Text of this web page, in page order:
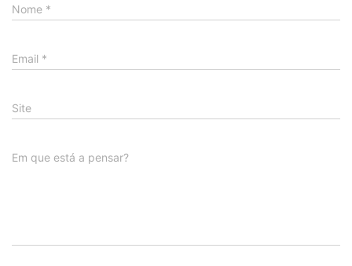
Nome *
Email *
Site
Em que está a pensar?